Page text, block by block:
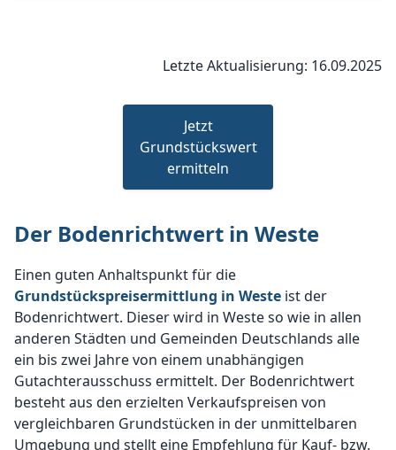
Letzte Aktualisierung: 16.09.2025
Jetzt
Grundstückswert
ermitteln
Der Bodenrichtwert in Weste
Einen guten Anhaltspunkt für die
Grundstückspreisermittlung in Weste ist der
Bodenrichtwert. Dieser wird in Weste so wie in allen
anderen Städten und Gemeinden Deutschlands alle
ein bis zwei Jahre von einem unabhängigen
Gutachterausschuss ermittelt. Der Bodenrichtwert
besteht aus den erzielten Verkaufspreisen von
vergleichbaren Grundstücken in der unmittelbaren
Umgebung und stellt eine Empfehlung für Kauf- bzw.